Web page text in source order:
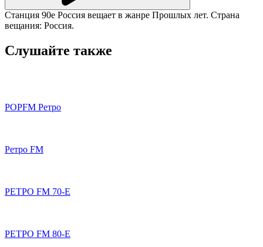
Станция 90е Россия вещает в жанре Прошлых лет. Страна
вещания: Россия.
Слушайте также
POPFM Ретро
Ретро FM
РЕТРО FM 70-Е
РЕТРО FM 80-Е